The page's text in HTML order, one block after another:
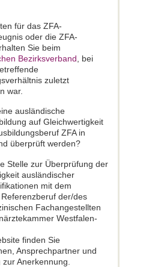
für das ZFA-
oder die ZFA-
Sie beim
Bezirksverband , bei
zuletzt
war.
ausländische
auf Gleichwertigkeit
ZFA in
überprüft werden?
Stelle zur Überprüfung der
ausländischer
mit dem
der/des
Fachangestellten
Westfalen-
finden Sie
Ansprechpartner und
Anerkennung.